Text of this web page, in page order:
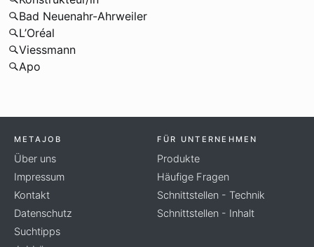
Bad Neuenahr-Ahrweiler
L’Oréal
Viessmann
Apo
METAJOB
Über uns
Impressum
Kontakt
Datenschutz
Suchtipps
FÜR UNTERNEHMEN
Produkte
Häufige Fragen
Schnittstellen - Technik
Schnittstellen - Inhalt